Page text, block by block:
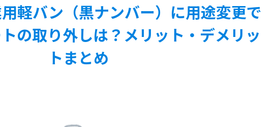
軽バン（黒ナンバー）に用途変更で
の取り外しは？メリット・デメリッ
トまとめ